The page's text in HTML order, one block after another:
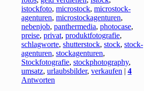
istockfoto,microstock,microstock-
agenturen,microstockagenturen,
nebenjob,panthermedia,photocase,
preise,privat,produktfotografie,
schlagworte,shutterstock,stock,stock-
agenturen,stockagenturen,
Stockfotografie,stockphotography,
umsatz,urlaubsbilder,verkaufen |4
Antworten